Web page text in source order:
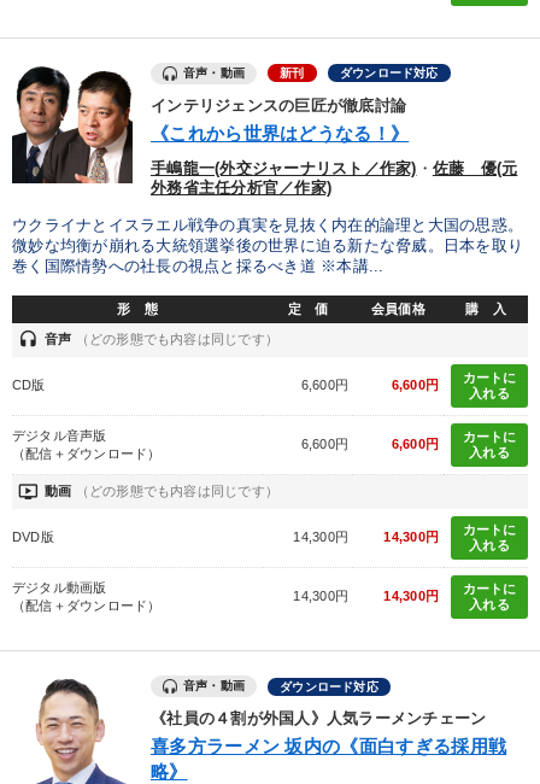
音声・動画 新刊 ダウンロード対応
インテリジェンスの巨匠が徹底討論
《これから世界はどうなる！》
手嶋龍一(外交ジャーナリスト／作家) ・ 佐藤 優(元
外務省主任分析官／作家)
ウクライナとイスラエル戦争の真実を見抜く内在的論理と大国の思惑。
微妙な均衡が崩れる大統領選挙後の世界に迫る新たな脅威。日本を取り
巻く国際情勢への社長の視点と採るべき道 ※本講...
形 態 定 価 会員価格 購 入
headset 音声 （どの形態でも内容は同じです）
CD版 6,600円 6,600円
カートに
入れる
デジタル音声版
（配信＋ダウンロード）
6,600円 6,600円
カートに
入れる
ondemand_video 動画 （どの形態でも内容は同じです）
DVD版 14,300円 14,300円
カートに
入れる
デジタル動画版
（配信＋ダウンロード）
14,300円 14,300円
カートに
入れる
音声・動画 ダウンロード対応
《社員の４割が外国人》人気ラーメンチェーン
喜多方ラーメン 坂内の《面白すぎる採用戦
略》